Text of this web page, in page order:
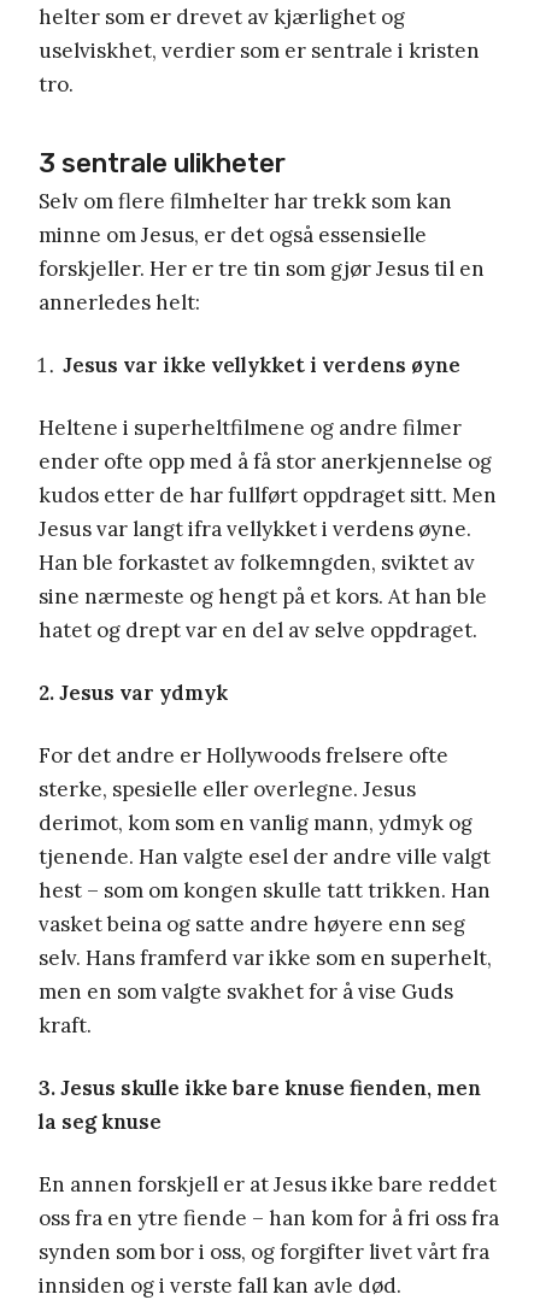
helter som er drevet av kjærlighet og
uselviskhet, verdier som er sentrale i kristen
tro.
3 sentrale ulikheter
Selv om flere filmhelter har trekk som kan
minne om Jesus, er det også essensielle
forskjeller. Her er tre tin som gjør Jesus til en
annerledes helt:
Jesus var ikke vellykket i verdens øyne
Heltene i superheltfilmene og andre filmer
ender ofte opp med å få stor anerkjennelse og
kudos etter de har fullført oppdraget sitt. Men
Jesus var langt ifra vellykket i verdens øyne.
Han ble forkastet av folkemngden, sviktet av
sine nærmeste og hengt på et kors. At han ble
hatet og drept var en del av selve oppdraget.
2. Jesus var ydmyk
For det andre er Hollywoods frelsere ofte
sterke, spesielle eller overlegne. Jesus
derimot, kom som en vanlig mann, ydmyk og
tjenende. Han valgte esel der andre ville valgt
hest – som om kongen skulle tatt trikken. Han
vasket beina og satte andre høyere enn seg
selv. Hans framferd var ikke som en superhelt,
men en som valgte svakhet for å vise Guds
kraft.
3. Jesus skulle ikke bare knuse fienden, men
la seg knuse
En annen forskjell er at Jesus ikke bare reddet
oss fra en ytre fiende – han kom for å fri oss fra
synden som bor i oss, og forgifter livet vårt fra
innsiden og i verste fall kan avle død.